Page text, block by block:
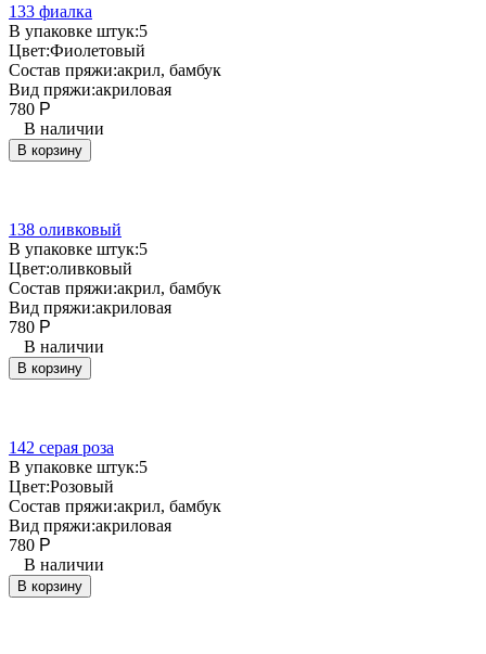
133 фиалка
В упаковке штук:5
Цвет:Фиолетовый
Состав пряжи:акрил, бамбук
Вид пряжи:акриловая
780 Р
В наличии
В корзину
138 оливковый
В упаковке штук:5
Цвет:оливковый
Состав пряжи:акрил, бамбук
Вид пряжи:акриловая
780 Р
В наличии
В корзину
142 серая роза
В упаковке штук:5
Цвет:Розовый
Состав пряжи:акрил, бамбук
Вид пряжи:акриловая
780 Р
В наличии
В корзину